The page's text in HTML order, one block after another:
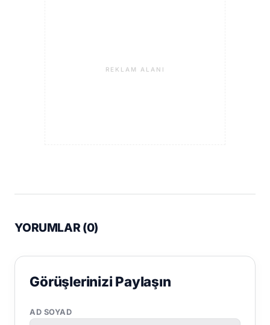
REKLAM ALANI
YORUMLAR (0)
Görüşlerinizi Paylaşın
AD SOYAD